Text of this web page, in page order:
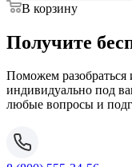
В корзину
Получите
Поможем разобраться
индивидуально под
любые вопросы и